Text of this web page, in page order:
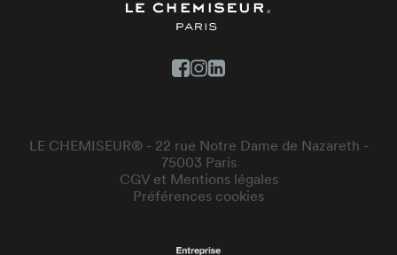
LE CHEMISEUR® - 22 rue Notre Dame de Nazareth -
75003 Paris
CGV et Mentions légales
Préférences cookies